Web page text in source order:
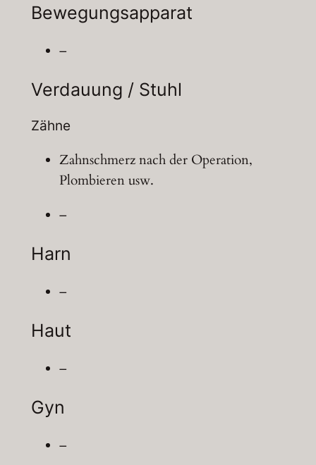
Bewegungsapparat
–
Verdauung / Stuhl
Zähne
Zahnschmerz nach der Operation,
Plombieren usw.
–
Harn
–
Haut
–
Gyn
–